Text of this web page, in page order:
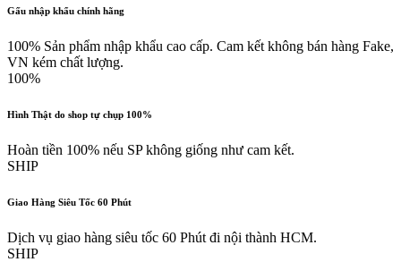
Gấu nhập khẩu chính hãng
100% Sản phẩm nhập khẩu cao cấp. Cam kết không bán hàng Fake,
VN kém chất lượng.
100%
Hình Thật do shop tự chụp 100%
Hoàn tiền 100% nếu SP không giống như cam kết.
SHIP
Giao Hàng Siêu Tốc 60 Phút
Dịch vụ giao hàng siêu tốc 60 Phút đi nội thành HCM.
SHIP